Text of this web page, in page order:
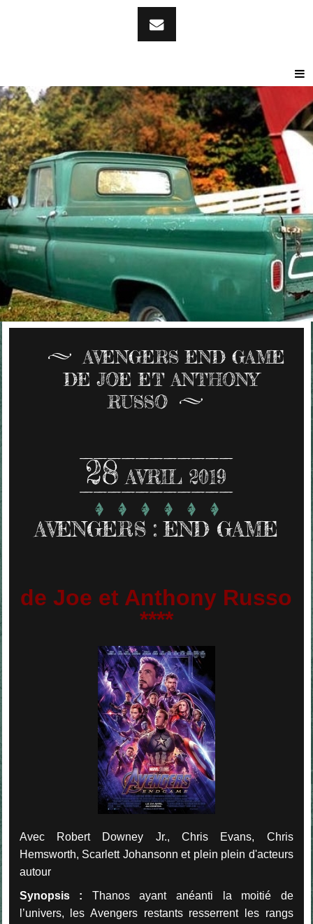
AVENGERS END GAME
DE JOE ET ANTHONY
RUSSO
28 AVRIL 2019
AVENGERS : END GAME
de Joe et Anthony Russo
****
Avec Robert Downey Jr., Chris Evans, Chris
Hemsworth, Scarlett Johansonn et plein plein d'acteurs
autour
Synopsis : Thanos ayant anéanti la moitié de
l’univers, les Avengers restants resserrent les rangs